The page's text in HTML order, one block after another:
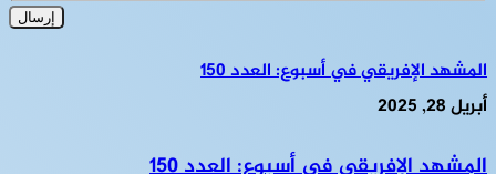
المشهد الإفريقي في أسبوع: العدد 150
أبريل 28, 2025
المشهد الإفريقي في أسبوع: العدد 150